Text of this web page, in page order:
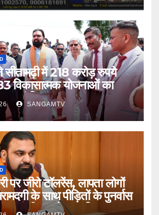
सीतामढ़ी में 218 करोड़ रुपये
विकासात्मक योजनाओं का
एवं शिलान्यास
SANGAMTV
पर जीरो टॉलरेंस, लापता लोगों
के साथ पीड़ितों के पुनर्वास
जीवन को प्राथमिकता :